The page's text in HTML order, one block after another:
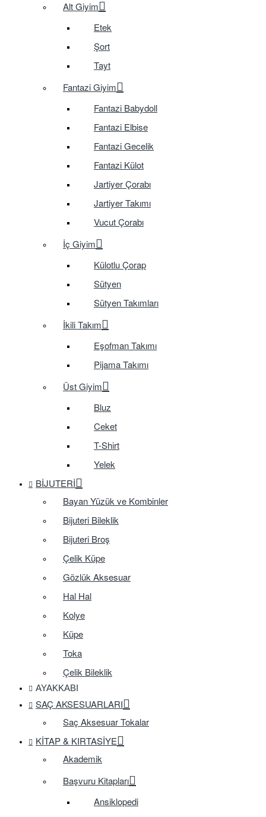
Alt Giyim
Etek
Şort
Tayt
Fantazi Giyim
Fantazi Babydoll
Fantazi Elbise
Fantazi Gecelik
Fantazi Külot
Jartiyer Çorabı
Jartiyer Takımı
Vucut Çorabı
İç Giyim
Külotlu Çorap
Sütyen
Sütyen Takımları
İkili Takım
Eşofman Takımı
Pijama Takımı
Üst Giyim
Bluz
Ceket
T-Shirt
Yelek
BIJUTERI
Bayan Yüzük ve Kombinler
Bijuteri Bileklik
Bijuteri Broş
Çelik Küpe
Gözlük Aksesuar
Hal Hal
Kolye
Küpe
Toka
Çelik Bileklik
AYAKKABI
SAÇ AKSESUARLARI
Saç Aksesuar Tokalar
KITAP & KIRTASIYE
Akademik
Başvuru Kitapları
Ansiklopedi